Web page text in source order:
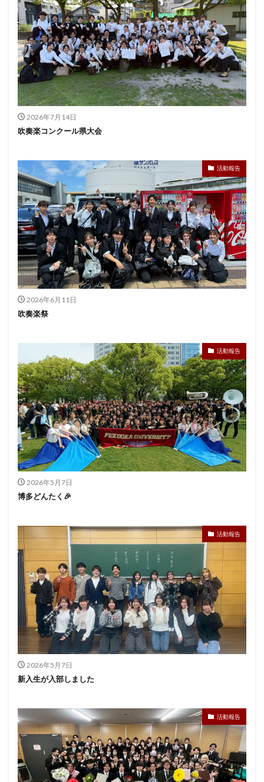
2026年7月14日
吹奏楽コンクール県大会
活動報告
2026年6月11日
吹奏楽祭
活動報告
2026年5月7日
博多どんたく🎉
活動報告
2026年5月7日
新入生が入部しました
活動報告